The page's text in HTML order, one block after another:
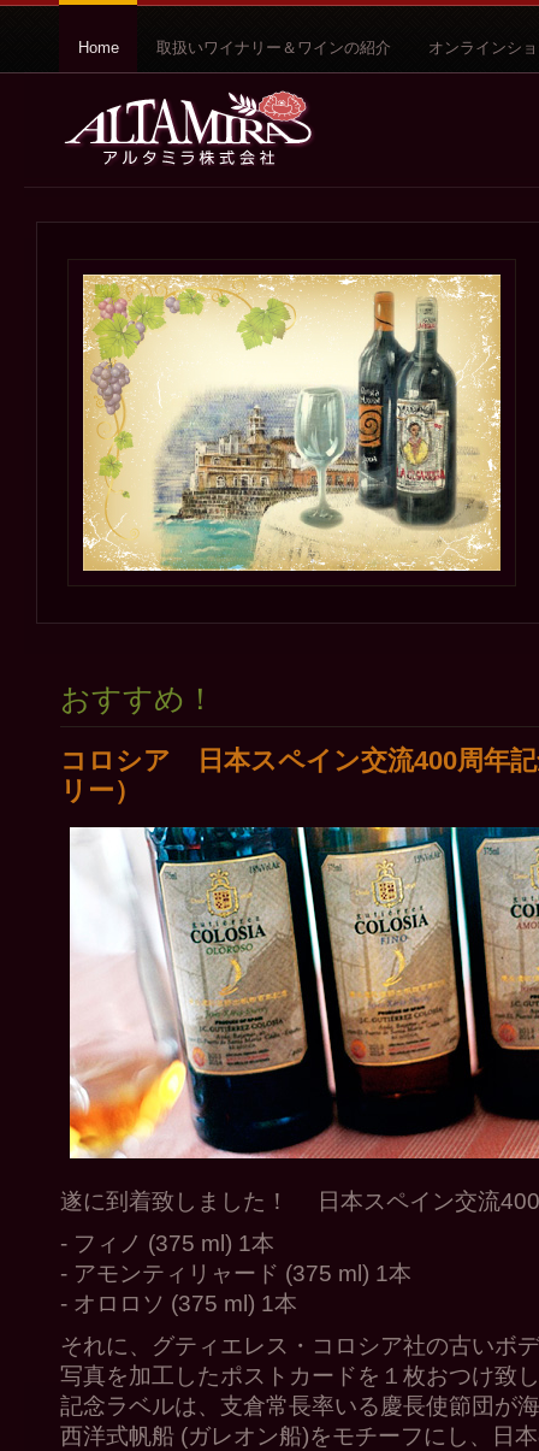
Home 取扱いワイナリー＆ワインの紹介 オンラインシ
おすすめ！
コロシア 日本スペイン交流400周年
リー）
遂に到着致しました！ 日本スペイン交流
- フィノ (375 ml) 1本
- アモンティリャード (375 ml) 1本
- オロロソ (375 ml) 1本
それに、グティエレス・コロシア社の古いボ
写真を加工したポストカードを１枚おつけ致
記念ラベルは、支倉常長率いる慶長使節団が
西洋式帆船 (ガレオン船)をモチーフにし、日